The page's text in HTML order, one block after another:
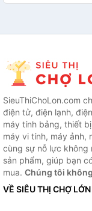
SieuThiChoLon.com
điện tử, điện lạnh,
máy tính bảng, thiết
máy vi tính, máy ảnh,
cùng sự nỗ lực
sản phẩm, giúp bạn
mua. Chúng tôi
VỀ SIÊU THỊ CHỢ LỚN